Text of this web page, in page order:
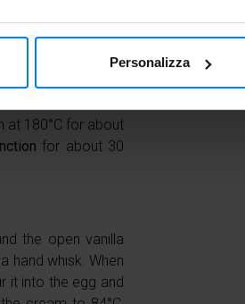
attivamente alla ricerca
qualsiasi momento dalla
i contenuti e gli annunci, fornire le
Personalizza
and chopped
at 180°C for about
for about 30
the open vanilla
hand whisk. When
it into the egg and
If
minutes.